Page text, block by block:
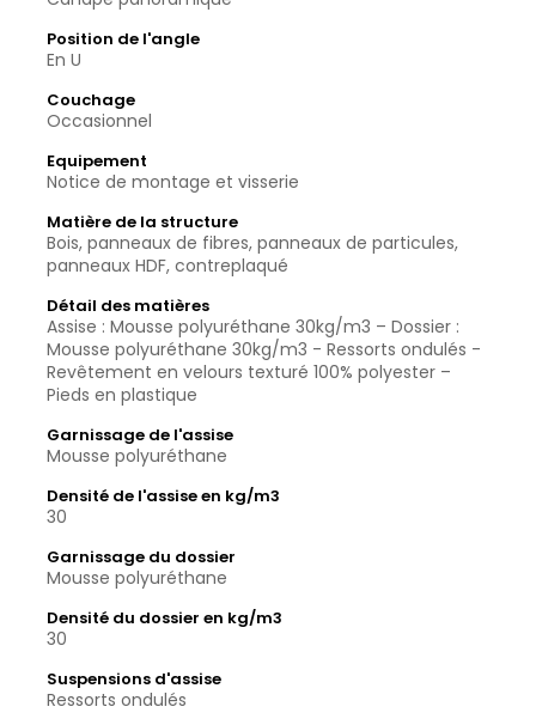
Position de l'angle
En U
Couchage
Occasionnel
Equipement
Notice de montage et visserie
Matière de la structure
Bois, panneaux de fibres, panneaux de particules,
panneaux HDF, contreplaqué
Détail des matières
Assise : Mousse polyuréthane 30kg/m3 – Dossier :
Mousse polyuréthane 30kg/m3 - Ressorts ondulés -
Revêtement en velours texturé 100% polyester –
Pieds en plastique
Garnissage de l'assise
Mousse polyuréthane
Densité de l'assise en kg/m3
30
Garnissage du dossier
Mousse polyuréthane
Densité du dossier en kg/m3
30
Suspensions d'assise
Ressorts ondulés